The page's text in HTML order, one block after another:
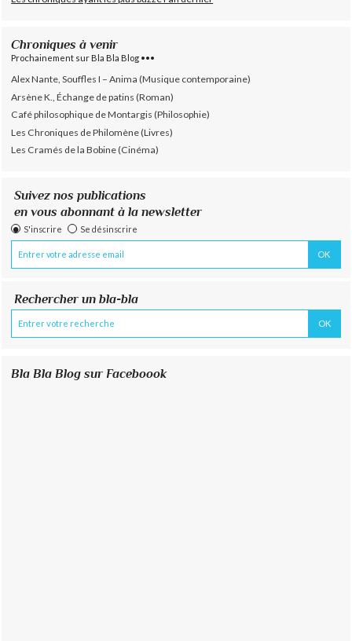
Chroniques à venir
Prochainement sur Bla Bla Blog •••
Alex Nante, Souffles I – Anima (Musique contemporaine)
Arsène K., Échange de patins (Roman)
Café philosophique de Montargis (Philosophie)
Les Chroniques de Philomène (Livres)
Les Cramés de la Bobine (Cinéma)
Suivez nos publications
en vous abonnant à la newsletter
S'inscrire Se désinscrire
Rechercher un bla-bla
Bla Bla Blog sur Faceboook